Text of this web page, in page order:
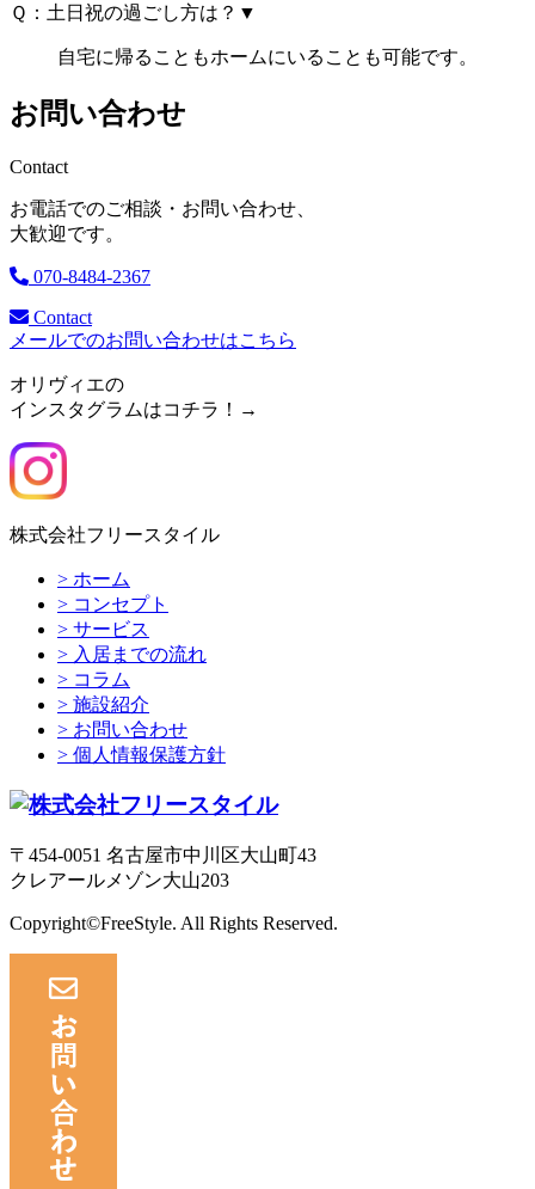
Ｑ：土日祝の過ごし方は？ ▼
自宅に帰ることもホームにいることも可能です。
お問い合わせ
Contact
お電話でのご相談・お問い合わせ、
大歓迎です。
070-8484-2367
Contact
メールでのお問い合わせはこちら
オリヴィエの
インスタグラムはコチラ！→
株式会社フリースタイル
> ホーム
> コンセプト
> サービス
> 入居までの流れ
> コラム
> 施設紹介
> お問い合わせ
> 個人情報保護方針
〒454-0051 名古屋市中川区大山町43
クレアールメゾン大山203
Copyright©FreeStyle. All Rights Reserved.